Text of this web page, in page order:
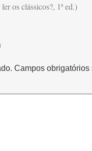
os clássicos?, 1ª ed.)
Campos obrigatórios